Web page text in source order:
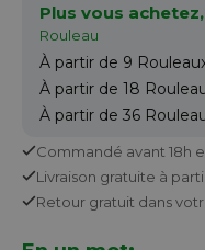
Plus vous
Rouleau
À partir de 9
À partir de 18
À partir de 36
Commandé avant 18h
Livraison gratuite à
Retour gratuit dans